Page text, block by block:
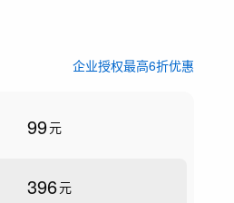
企业授权最高6折优惠
99元
396元